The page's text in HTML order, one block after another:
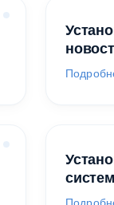
систем